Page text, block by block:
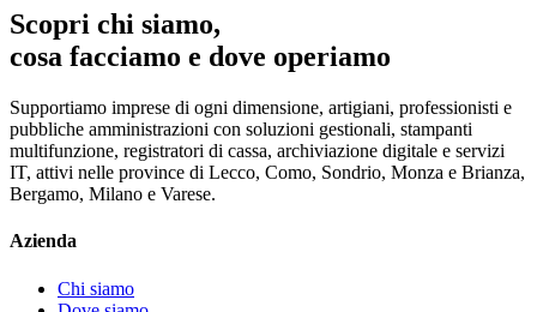
Scopri chi siamo,
cosa facciamo e dove operiamo
Supportiamo imprese di ogni dimensione, artigiani, professionisti e
pubbliche amministrazioni con soluzioni gestionali, stampanti
multifunzione, registratori di cassa, archiviazione digitale e servizi
IT, attivi nelle province di Lecco, Como, Sondrio, Monza e Brianza,
Bergamo, Milano e Varese.
Azienda
Chi siamo